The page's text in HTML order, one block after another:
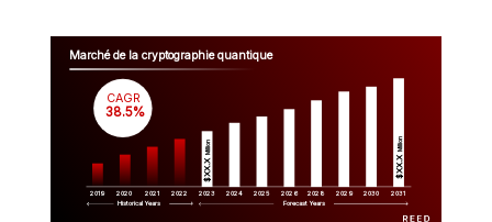
Marché de la cryptographie quantique
2019 2020 2021 2022 2023 2024 2025 2026 2028 2029 2030 2031
$XX.X
Million
$XX.X
Million
CAGR
38.5%
Historical Years Forecast Years